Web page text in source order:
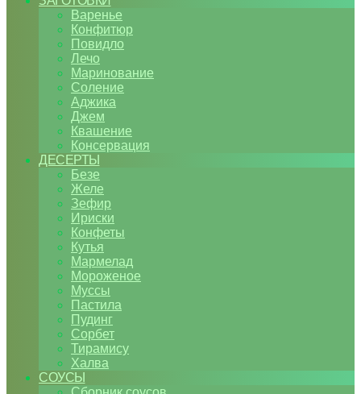
Варенье
Конфитюр
Повидло
Лечо
Маринование
Соление
Аджика
Джем
Квашение
Консервация
ДЕСЕРТЫ
Безе
Желе
Зефир
Ириски
Конфеты
Кутья
Мармелад
Мороженое
Муссы
Пастила
Пудинг
Сорбет
Тирамису
Халва
СОУСЫ